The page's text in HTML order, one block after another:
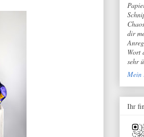
dir
Wort
sehr
Mein
Ihr